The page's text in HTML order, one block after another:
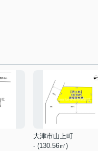
大津市山上町
- (130.56㎡)